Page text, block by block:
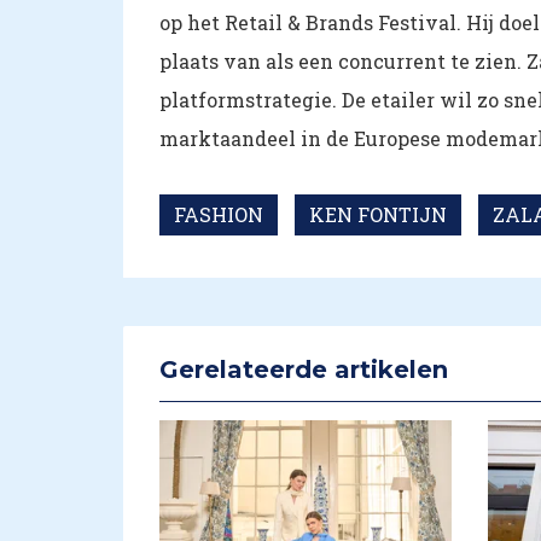
op het Retail & Brands Festival. Hij
plaats van als een concurrent te zien.
platformstrategie. De etailer wil zo
marktaandeel in de Europese
FASHION KEN FONTIJN
Gerelateerde artikelen